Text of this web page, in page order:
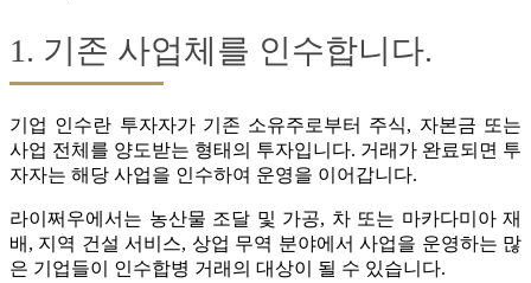
1. 기존 사업체를 인수합니다.
기업 인수란 투자자가 기존 소유주로부터 주식, 자본금 또는
사업 전체를 양도받는 형태의 투자입니다. 거래가 완료되면 투
자자는 해당 사업을 인수하여 운영을 이어갑니다.
라이쩌우에서는 농산물 조달 및 가공, 차 또는 마카다미아 재
배, 지역 건설 서비스, 상업 무역 분야에서 사업을 운영하는 많
은 기업들이 인수합병 거래의 대상이 될 수 있습니다.